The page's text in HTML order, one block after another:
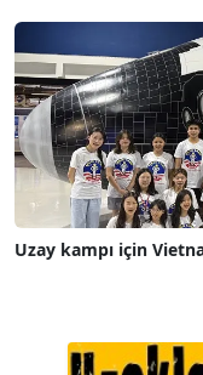
Uzay kampı için